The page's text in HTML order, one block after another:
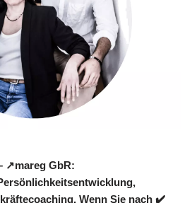
↗️mareg GbR:
Wenn Sie nach ✔️